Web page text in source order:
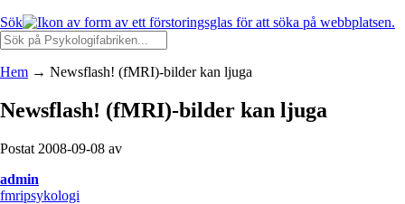
Sök
Hem → Newsflash! (fMRI)-bilder kan ljuga
Newsflash! (fMRI)-bilder kan ljuga
Postat 2008-09-08 av
admin
fmripsykologi